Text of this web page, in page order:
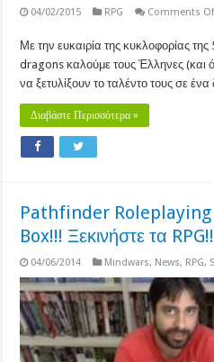
04/02/2015 RPG Comments
Με την ευκαιρία της κυκλοφορίας
dragons καλούμε τους Έλληνες (και
να ξετυλίξουν το ταλέντο τους σε
Διαβάστε Περισσότερα »
Pathfinder
Box!!! Ξεκινήστε τα
04/06/2014 Mindwars, News, RPG,